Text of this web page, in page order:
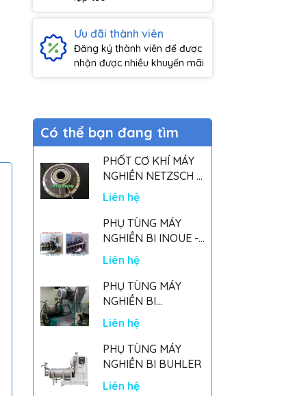
Ưu đãi thành viên
Đăng ký thành viên để được
nhận được nhiều khuyến mãi
Có thể bạn đang tìm
PHỐT CƠ KHÍ MÁY
NGHIỀN NETZSCH -
GERMANY
Liên hệ
PHỤ TÙNG MÁY
NGHIỀN BI INOUE -
PARTS FOR MHGII-
50 MIGHTY MILL
MARK II
Liên hệ
PHỤ TÙNG MÁY
NGHIỀN BI
NETSZCH
Liên hệ
PHỤ TÙNG MÁY
NGHIỀN BI BUHLER
Liên hệ